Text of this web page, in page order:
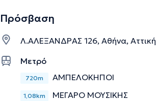
Πρόσβαση
Λ.ΑΛΕΞΑΝΔΡΑΣ 126, Αθήνα, Αττική
Μετρό
720m ΑΜΠΕΛΟΚΗΠΟΙ
1,08km ΜΕΓΑΡΟ ΜΟΥΣΙΚΗΣ